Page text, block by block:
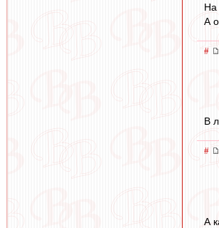
На
А
#
В
#
А